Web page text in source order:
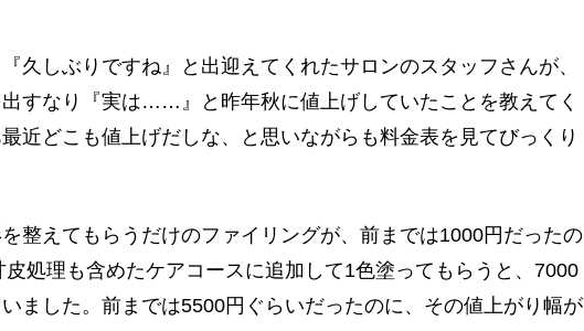
久しぶりですね』と出迎えてくれたサロンのスタッフさんが、
すなり『実は……』と昨年秋に値上げしていたことを教えてく
近どこも値上げだしな、と思いながらも料金表を見てびっくり
整えてもらうだけのファイリングが、前までは1000円だったの
皮処理も含めたケアコースに追加して1色塗ってもらうと、7000
ました。前までは5500円ぐらいだったのに、その値上がり幅が